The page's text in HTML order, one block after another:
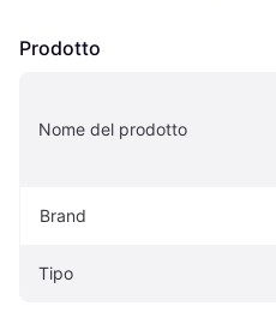
Prodotto
Nome del prodotto
Brand
Tipo